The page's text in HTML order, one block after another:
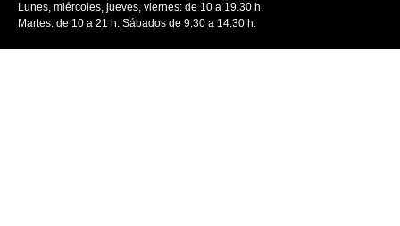
Lunes, miércoles, jueves, viernes: de 10 a 19.30 h.
Martes: de 10 a 21 h. Sábados de 9.30 a 14.30 h.